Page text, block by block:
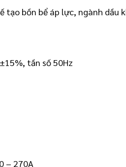
tạo bồn bể áp lực, ngành
tần số 50Hz
– 270A